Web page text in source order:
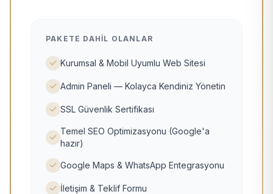
PAKETE DAHIL OLANLAR
Kurumsal & Mobil Uyumlu Web Sitesi
Admin Paneli — Kolayca Kendiniz Yönetin
SSL Güvenlik Sertifikası
Temel SEO Optimizasyonu (Google'a
hazır)
Google Maps & WhatsApp Entegrasyonu
İletişim & Teklif Formu